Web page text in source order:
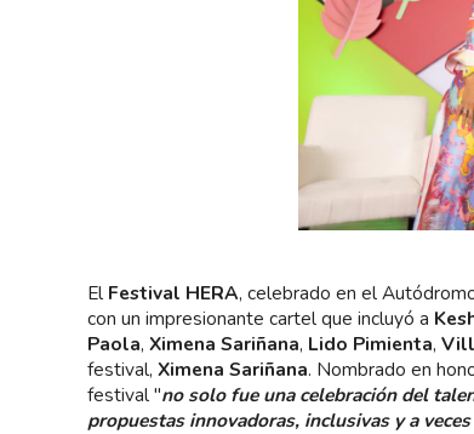
El Festival HERA, celebrado en el
con un impresionante cartel que incluyó a
Paola, Ximena Sariñana, Lido Pimienta,
festival, Ximena Sariñana. Nombrado en
festival "no solo fue una celebración del
propuestas innovadoras, inclusivas y a